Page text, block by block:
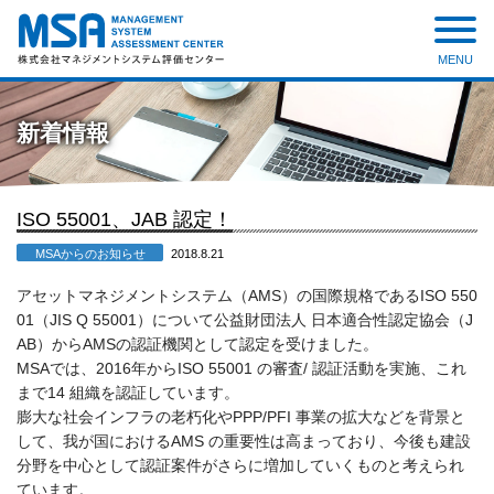
株式会社 マネジメントシステ
ム評価センター
MENU
新着情報
ISO 55001、JAB 認定！
MSAからのお知らせ 2018.8.21
アセットマネジメントシステム（AMS）の国際規格であるISO 550
01（JIS Q 55001）について公益財団法人 日本適合性認定協会（J
AB）からAMSの認証機関として認定を受けました。
MSAでは、2016年からISO 55001 の審査/ 認証活動を実施、これ
まで14 組織を認証しています。
膨大な社会インフラの老朽化やPPP/PFI 事業の拡大などを背景と
して、我が国におけるAMS の重要性は高まっており、今後も建設
分野を中心として認証案件がさらに増加していくものと考えられ
ています。